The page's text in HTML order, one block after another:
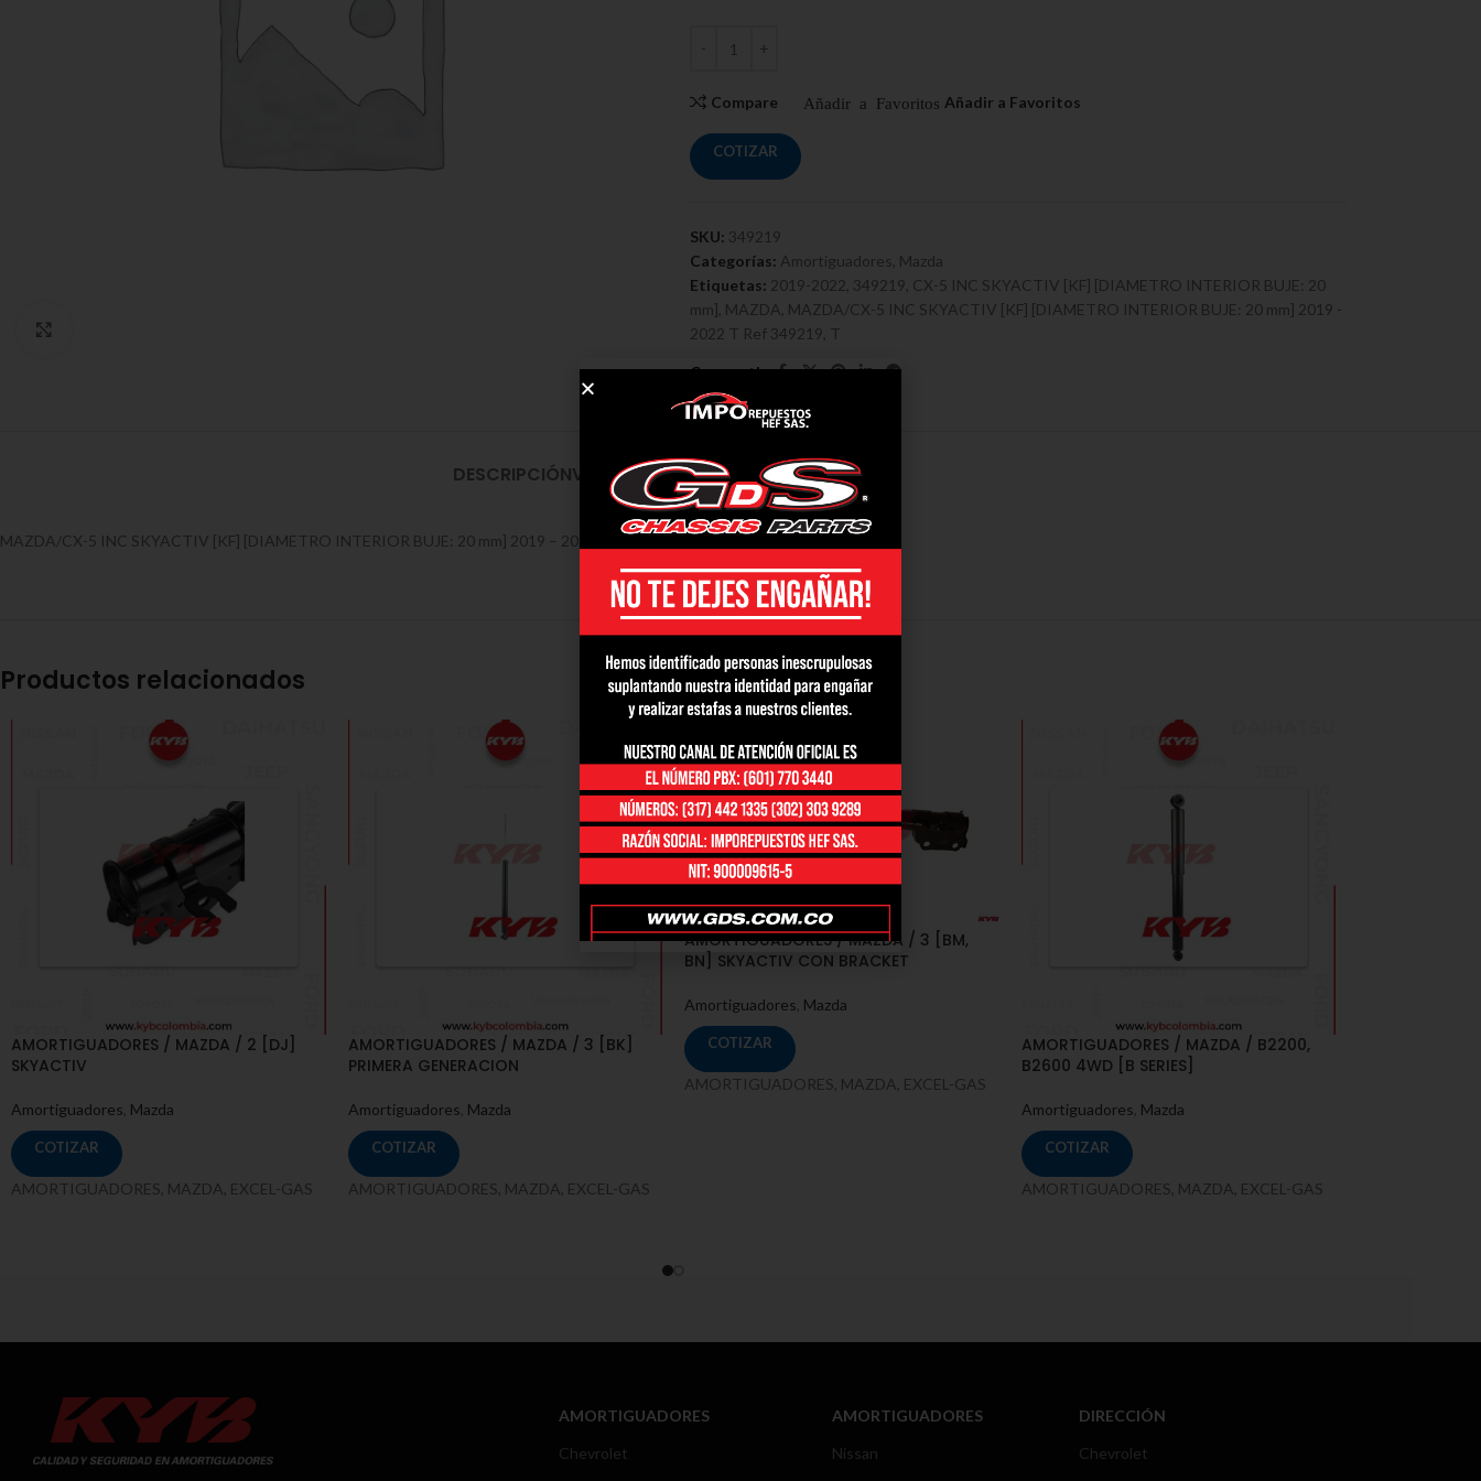
Compare
COTIZAR
SKU: 349219
Categorías: Amortiguadores Mazda
Etiquetas: 2019-2022 349219 CX-5 INC SKYACTIV [KF] [DIAMETRO INTERIOR BUJE: 20
mm] MAZDA MAZDA/CX-5 INC SKYACTIV [KF] [DIAMETRO INTERIOR BUJE: 20 mm] 2019 -
2022 T Ref 349219 T
DESCRIPCIÓNVALORACIONES (0) ENVÍO Y ENTREGA
MAZDA/CX-5 INC SKYACTIV [KF] [DIAMETRO INTERIOR BUJE: 20 mm] 2019 – 2022 T Ref 349219
Productos relacionados
AMORTIGUADORES / MAZDA / 2 [DJ]
SKYACTIV
Amortiguadores Mazda
COTIZAR
AMORTIGUADORES, MAZDA, EXCEL-GAS
AMORTIGUADORES / MAZDA / 3 [BK]
PRIMERA GENERACION
Amortiguadores Mazda
COTIZAR
AMORTIGUADORES, MAZDA, EXCEL-GAS
AMORTIGUADORES / MAZDA / 3 [BM,
BN] SKYACTIV CON BRACKET
Amortiguadores Mazda
COTIZAR
AMORTIGUADORES, MAZDA, EXCEL-GAS
AMORTIGUADORES / MAZDA / B2200,
B2600 4WD [B SERIES]
Amortiguadores Mazda
COTIZAR
AMORTIGUADORES, MAZDA, EXCEL-GAS
AMORTIGUADORES
Chevrolet
AMORTIGUADORES
Nissan
DIRECCIÓN
Chevrolet